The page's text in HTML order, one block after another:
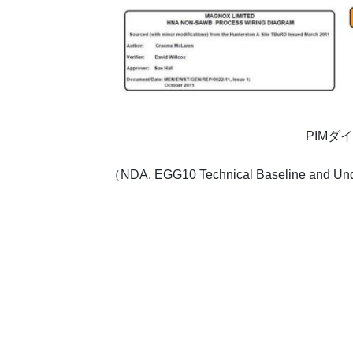
PIMダ
（NDA. EGG10 Technical Baseline and